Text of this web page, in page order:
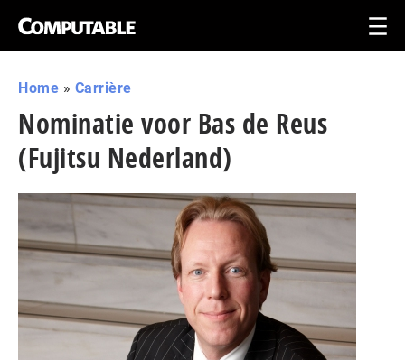
Home » Carrière
Nominatie voor Bas de Reus
(Fujitsu Nederland)